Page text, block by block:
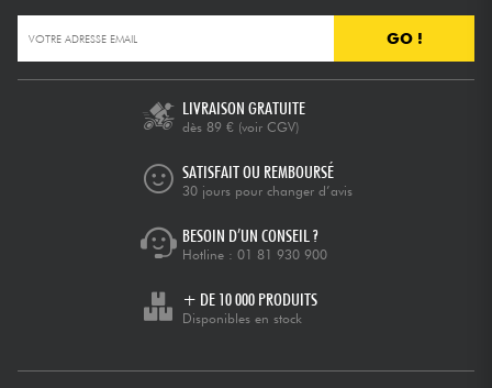
GO !
LIVRAISON GRATUITE
dès 89 € (voir CGV)
SATISFAIT OU REMBOURSÉ
30 jours pour changer d’avis
BESOIN D’UN CONSEIL ?
Hotline : 01 81 930 900
+ DE 10 000 PRODUITS
Disponibles en stock